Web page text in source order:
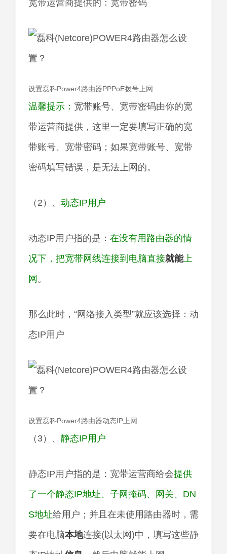
宽带运营商提供的：宽带密码
设置磊科Power4路由器PPPoE拨号上网
温馨提示： 宽带账号、宽带密码由你的宽
带运营商提供，这里一定要填写正确的宽
带账号、宽带密码；如果宽带账号、宽带
密码填写错误，是无法上网的。
（2）、 动态IP用户
动态IP用户指的是： 在没有用路由器的情
况下，把宽带网线连接到电脑直接就能上
网 。
那么此时，“网络接入类型”就应该选择：动
态IP用户
设置磊科Power4路由器动态IP上网
（3）、 静态IP用户
静态IP用户指的是：宽带运营商给会提供
了一个静态IP地址、子网掩码、网关、DN
S地址给用户；并且在未使用路由器时，需
要在电脑本地连接(以太网)中，填写这些静